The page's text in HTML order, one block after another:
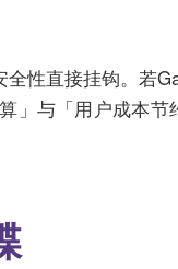
性直接挂钩。若
」与「用户成本